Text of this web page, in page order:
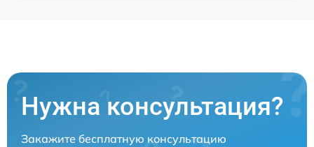
Нужна консультация?
Закажите бесплатную консультацию